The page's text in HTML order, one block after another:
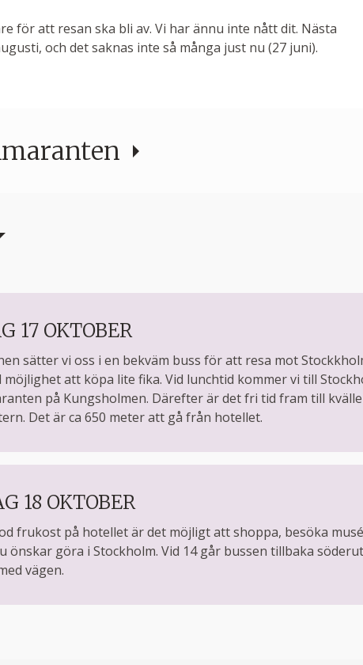
för att resan ska bli av. Vi har ännu inte nått dit. Nästa
och det saknas inte så många just nu (27 juni).
17 OKTOBER
sätter vi oss i en bekväm buss för att resa mot
möjlighet att köpa lite fika. Vid lunchtid kommer vi till
på Kungsholmen. Därefter är det fri tid fram till
Det är ca 650 meter att gå från hotellet.
18 OKTOBER
frukost på hotellet är det möjligt att shoppa, besöka
önskar göra i Stockholm. Vid 14 går bussen tillbaka
vägen.